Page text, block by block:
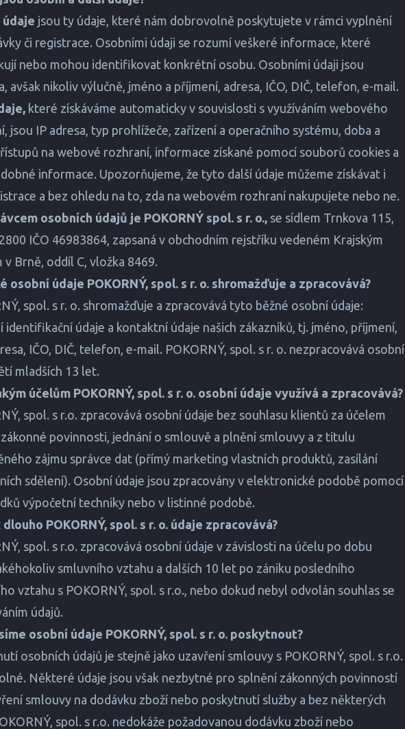
údaje jsou ty údaje, které nám dobrovolně poskytujete v rámci vyplnění
či registrace. Osobními údaji se rozumí veškeré informace, které
nebo mohou identifikovat konkrétní osobu. Osobními údaji jsou
avšak nikoliv výlučně, jméno a příjmení, adresa, IČO, DIČ, telefon, e-mail.
které získáváme automaticky v souvislosti s využíváním webového
jsou IP adresa, typ prohlížeče, zařízení a operačního systému, doba a
na webové rozhraní, informace získané pomocí souborů cookies a
informace. Upozorňujeme, že tyto další údaje můžeme získávat i
a bez ohledu na to, zda na webovém rozhraní nakupujete nebo ne.
osobních údajů je POKORNÝ spol. s r. o., se sídlem Trnkova 115,
IČO 46983864, zapsaná v obchodním rejstříku vedeném Krajským
v Brně, oddíl C, vložka 8469.
osobní údaje POKORNÝ, spol. s r. o. shromažďuje a zpracovává?
spol. s r. o. shromažďuje a zpracovává tyto běžné osobní údaje:
identifikační údaje a kontaktní údaje našich zákazníků, tj. jméno, příjmení,
IČO, DIČ, telefon, e-mail. POKORNÝ, spol. s r. o. nezpracovává osobní
mladších 13 let.
účelům POKORNÝ, spol. s r. o. osobní údaje využívá a zpracovává?
spol. s r.o. zpracovává osobní údaje bez souhlasu klientů za účelem
povinnosti, jednání o smlouvě a plnění smlouvy a z titulu
zájmu správce dat (přímý marketing vlastních produktů, zasílání
sdělení). Osobní údaje jsou zpracovány v elektronické podobě pomocí
výpočetní techniky nebo v listinné podobě.
dlouho POKORNÝ, spol. s r. o. údaje zpracovává?
spol. s r.o. zpracovává osobní údaje v závislosti na účelu po dobu
smluvního vztahu a dalších 10 let po zániku posledního
vztahu s POKORNÝ, spol. s r.o., nebo dokud nebyl odvolán souhlas se
údajů.
osobní údaje POKORNÝ, spol. s r. o. poskytnout?
osobních údajů je stejně jako uzavření smlouvy s POKORNÝ, spol. s r.o.
Některé údaje jsou však nezbytné pro splnění zákonných povinností
smlouvy na dodávku zboží nebo poskytnutí služby a bez některých
spol. s r.o. nedokáže požadovanou dodávku zboží nebo